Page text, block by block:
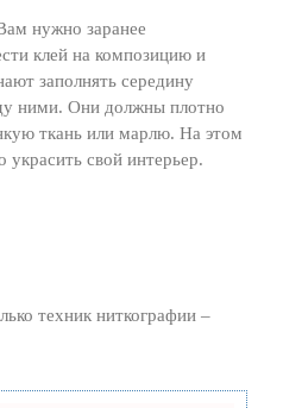
нужно заранее
клей на композицию и
заполнять середину
ними. Они должны плотно
ткань или марлю. На этом
украсить свой интерьер.
техник ниткографии –